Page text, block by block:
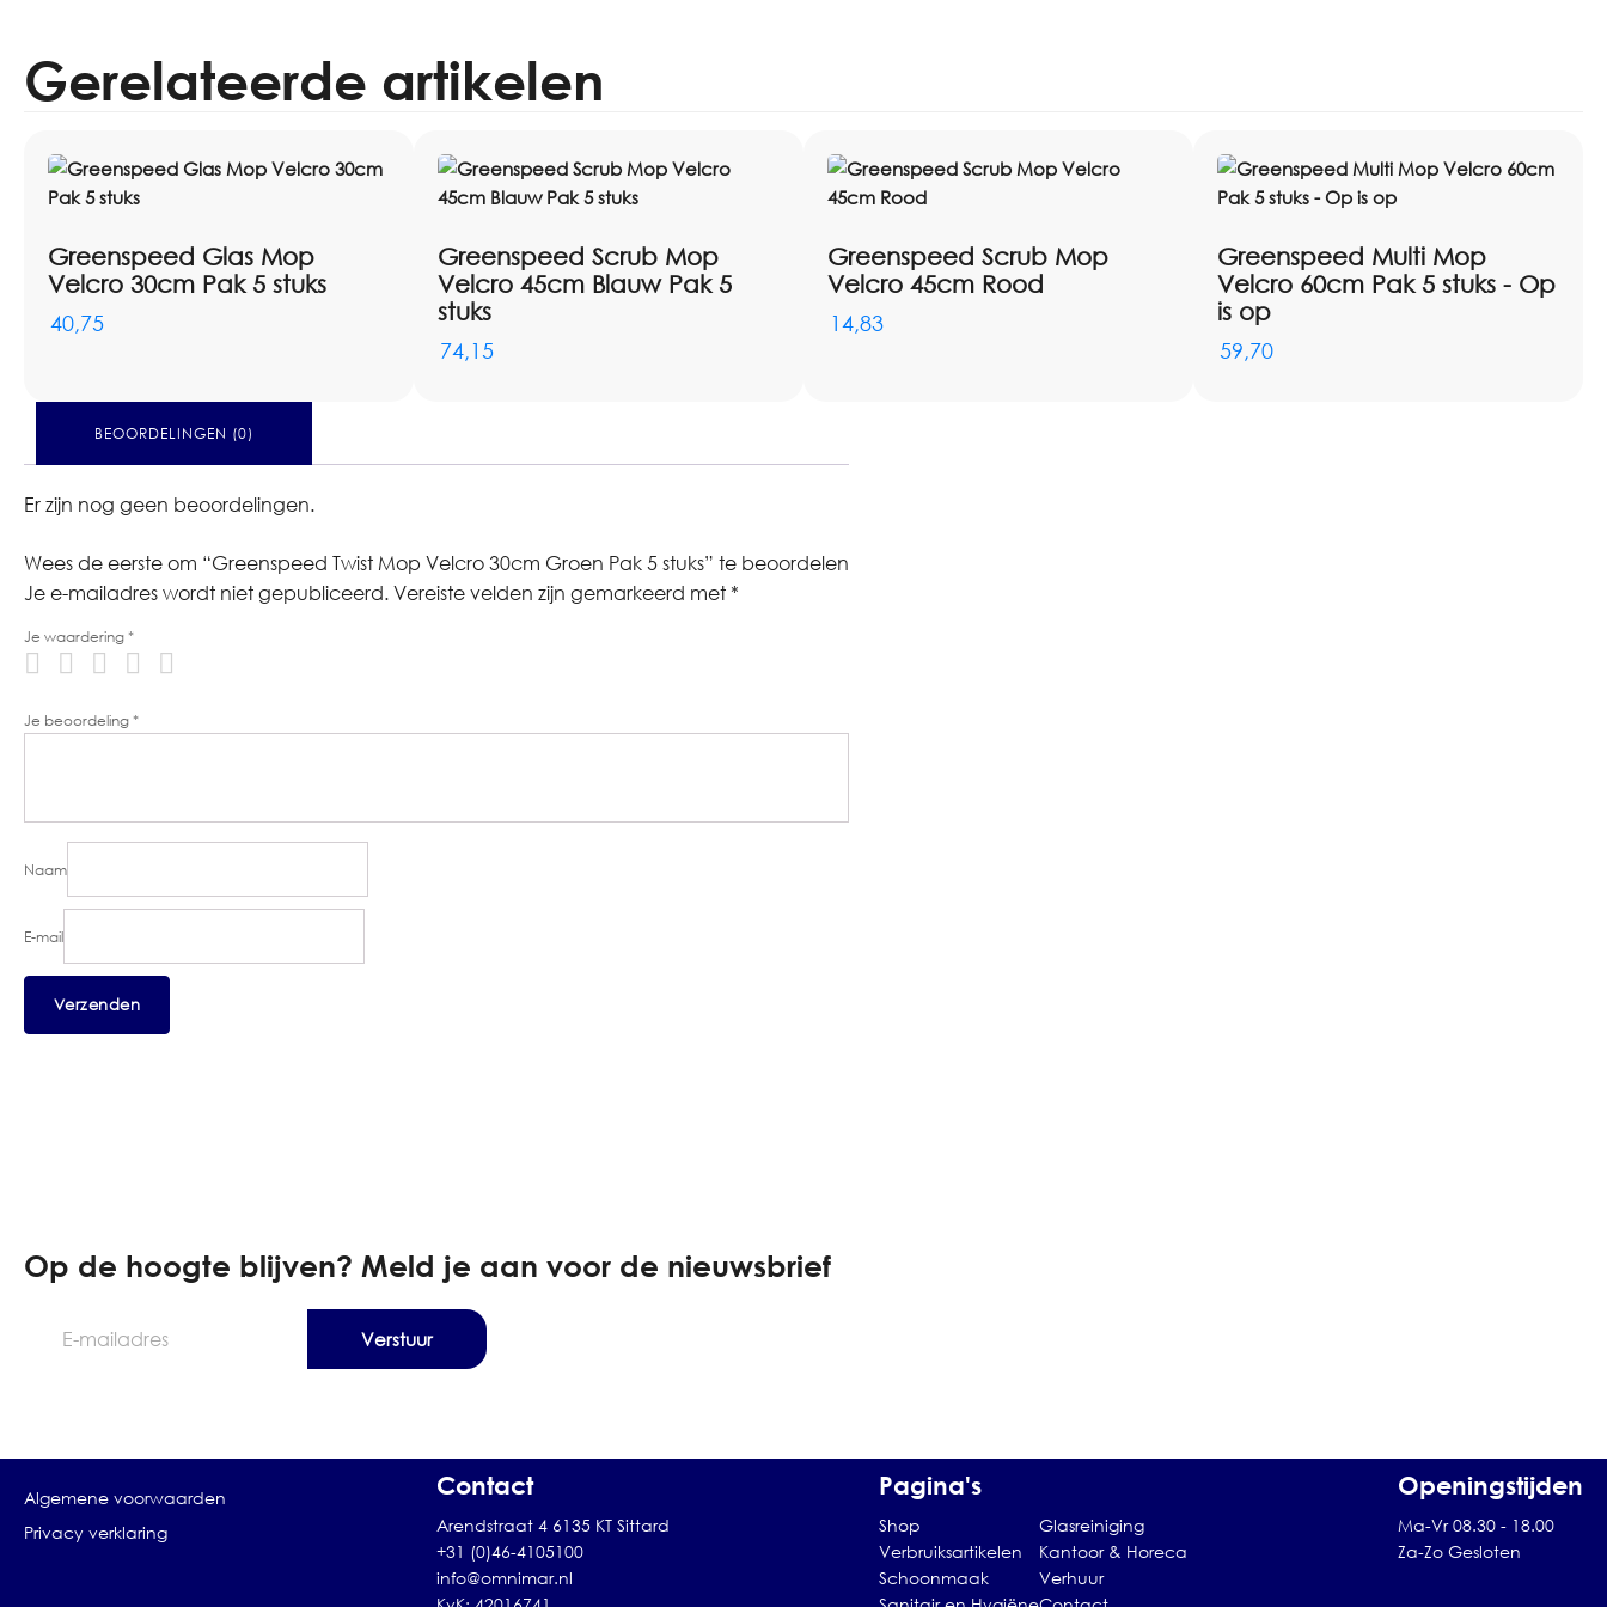
Gerelateerde artikelen
Greenspeed Glas Mop
Velcro 30cm Pak 5 stuks
40,75
Greenspeed Scrub Mop
Velcro 45cm Blauw Pak 5
stuks
74,15
Greenspeed Scrub Mop
Velcro 45cm Rood
14,83
Greenspeed Multi Mop
Velcro 60cm Pak 5 stuks - Op
is op
59,70
BEOORDELINGEN (0)
Er zijn nog geen beoordelingen.
Wees de eerste om “Greenspeed Twist Mop Velcro 30cm Groen Pak 5 stuks” te beoordelen
Je e-mailadres wordt niet gepubliceerd.Vereiste velden zijn gemarkeerd met *
Je waardering*
Je beoordeling*
Naam
E-mail
Op de hoogte blijven? Meld je aan voor de nieuwsbrief
mailadres
Algemene voorwaarden
Privacy verklaring
Contact
Arendstraat 4 6135 KT Sittard
+31 (0)46-4105100
info@omnimar.nl
Pagina's
Shop
Verbruiksartikelen
Schoonmaak
Glasreiniging
Kantoor & Horeca
Verhuur
Openingstijden
Ma-Vr 08.30 - 18.00
Za-Zo Gesloten